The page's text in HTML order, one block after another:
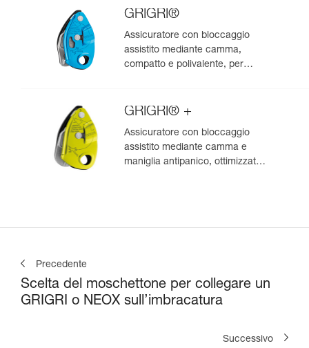
GRIGRI®
Assicuratore con bloccaggio
assistito mediante camma,
compatto e polivalente, per
GRIGRI® +
Assicuratore con bloccaggio
assistito mediante camma e
maniglia antipanico, ottimizzato
Precedente
Scelta del moschettone per collegare un
GRIGRI o NEOX sull’imbracatura
Successivo